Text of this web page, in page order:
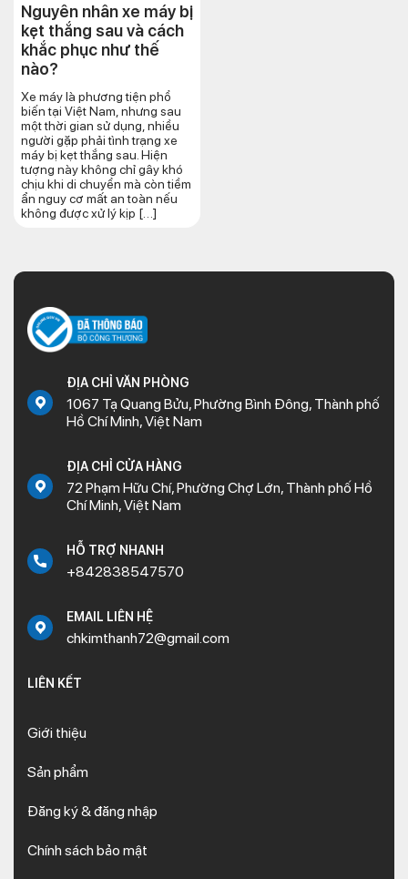
Nguyên nhân xe máy bị
kẹt thắng sau và cách
khắc phục như thế
nào?
Xe máy là phương tiện phổ
biến tại Việt Nam, nhưng sau
một thời gian sử dụng, nhiều
người gặp phải tình trạng xe
máy bị kẹt thắng sau. Hiện
tượng này không chỉ gây khó
chịu khi di chuyển mà còn tiềm
ẩn nguy cơ mất an toàn nếu
không được xử lý kịp […]
ĐỊA CHỈ VĂN PHÒNG
1067 Tạ Quang Bửu, Phường Bình Đông, Thành phố
Hồ Chí Minh, Việt Nam
ĐỊA CHỈ CỬA HÀNG
72 Phạm Hữu Chí, Phường Chợ Lớn, Thành phố Hồ
Chí Minh, Việt Nam
HỖ TRỢ NHANH
+842838547570
EMAIL LIÊN HỆ
chkimthanh72@gmail.com
LIÊN KẾT
Giới thiệu
Sản phẩm
Đăng ký & đăng nhập
Chính sách bảo mật